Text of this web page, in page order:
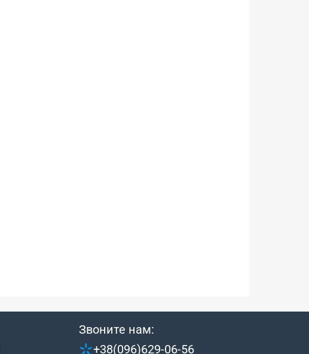
Звоните нам:
+38(096)629-06-56